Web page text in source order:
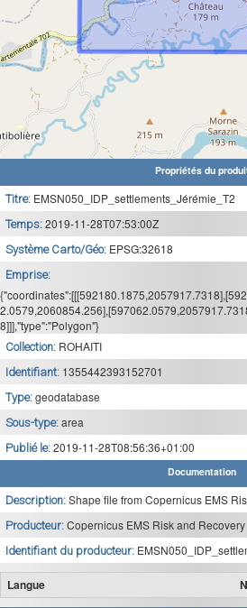
Propriétés du
Titre: EMSN050_IDP_settlements_Jérémie_T2
Temps: 2019-11-28T07:53:00Z
Système Carto/Géo: EPSG:32618
Emprise:
8]]],"type":"Polygon"}
Collection: ROHAITI
Identifiant: 1355442393152701
Type: geodatabase
Sous-type: area
Publié le: 2019-11-28T08:56:36+01:00
Documentation
Description: Shape file from Copernicus EMS
Producteur: Copernicus EMS Risk and Recovery
Identifiant du producteur:
Langue